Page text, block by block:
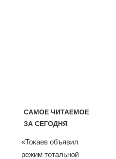
САМОЕ ЧИТАЕМОЕ
ЗА СЕГОДНЯ
«Токаев объявил
режим тотальной